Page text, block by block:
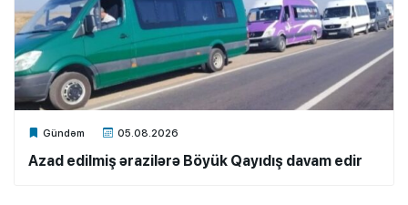
Gündəm 05.08.2026
Xalq.Online
Azad edilmiş ərazilərə Böyük Qayıdış davam edir